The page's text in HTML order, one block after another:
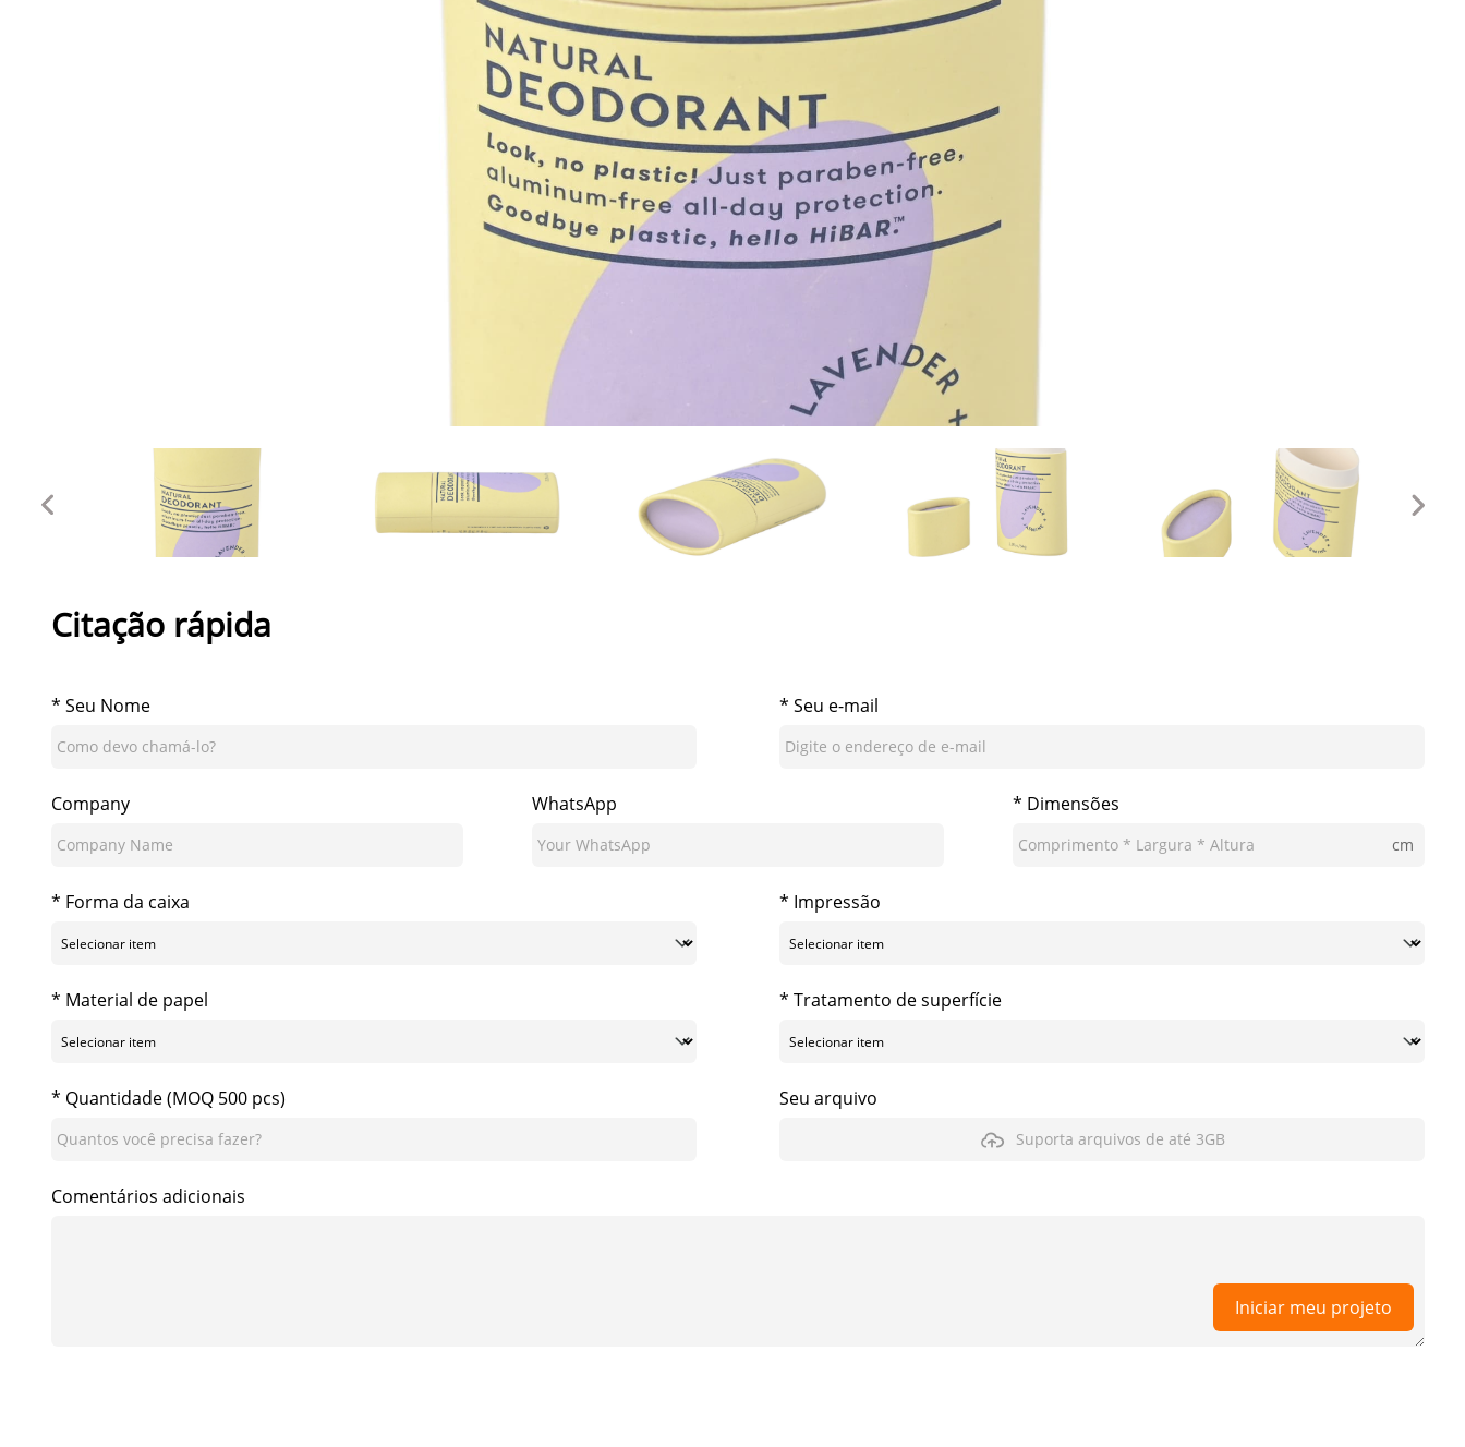
Citação rápida
* Seu Nome * Seu e-mail
Company WhatsApp * Dimensões
cm
* Forma da caixa * Impressão
* Material de papel * Tratamento de superfície
* Quantidade (MOQ 500 pcs) Seu arquivo
Suporta arquivos de até 3GB
Comentários adicionais
Iniciar meu projeto